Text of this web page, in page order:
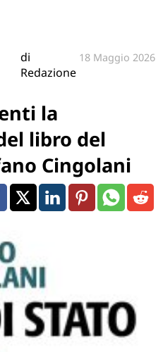
di
Redazione
18 Maggio 2026
la
libro del
Cingolani